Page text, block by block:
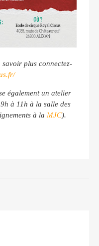
plus connectez-
également un atelier
à 11h à la salle des
à la MJC).